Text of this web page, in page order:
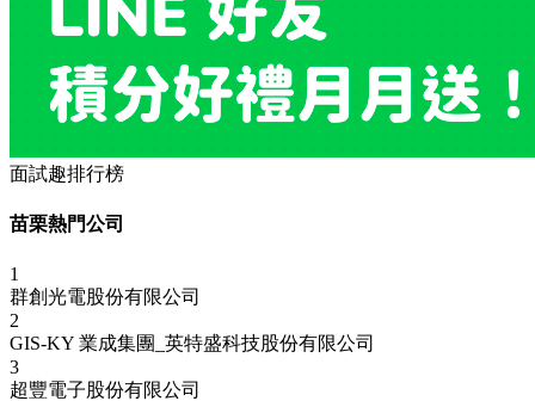
面試趣排行榜
苗栗熱門公司
1
群創光電股份有限公司
2
GIS-KY 業成集團_英特盛科技股份有限公司
3
超豐電子股份有限公司